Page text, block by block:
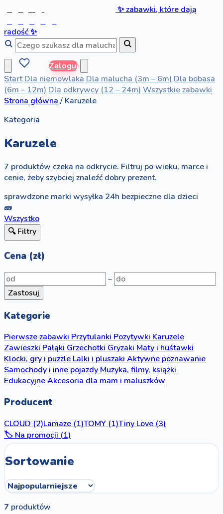
✨zabawki, które dają
radość✨
Zaloguj
Start Dla niemowlaka Dla malucha (3m – 6m) Dla bobasa
(6m – 12m) Dla odkrywcy (12 – 24m) Wszystkie zabawki
Strona główna / Karuzele
Kategoria
Karuzele
7 produktów czeka na odkrycie. Filtruj po wieku, marce i
cenie, żeby szybciej znaleźć dobry prezent.
sprawdzone marki wysyłka 24h bezpieczne dla dzieci
🧱
Wszystko
🔍 Filtry
Cena (zł)
–
Zastosuj
Kategorie
Pierwsze zabawkiPrzytulankiPozytywkiKaruzele
ZawieszkiPałąkiGrzechotkiGryzakiMaty i huśtawki
Klocki, gry i puzzleLalki i pluszakiAktywne poznawanie
Samochody i inne pojazdyMuzyka, filmy, książki
EdukacyjneAkcesoria dla mam i maluszków
Producent
CLOUD (2)Lamaze (1)TOMY (1)Tiny Love (3)
🏷️ Na promocji (1)
Sortowanie
7 produktów